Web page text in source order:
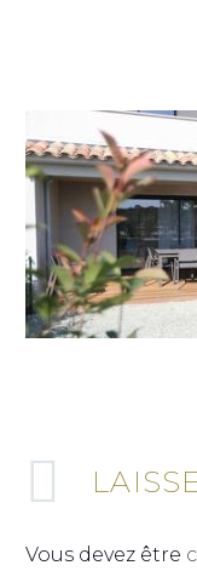
Vous devez être